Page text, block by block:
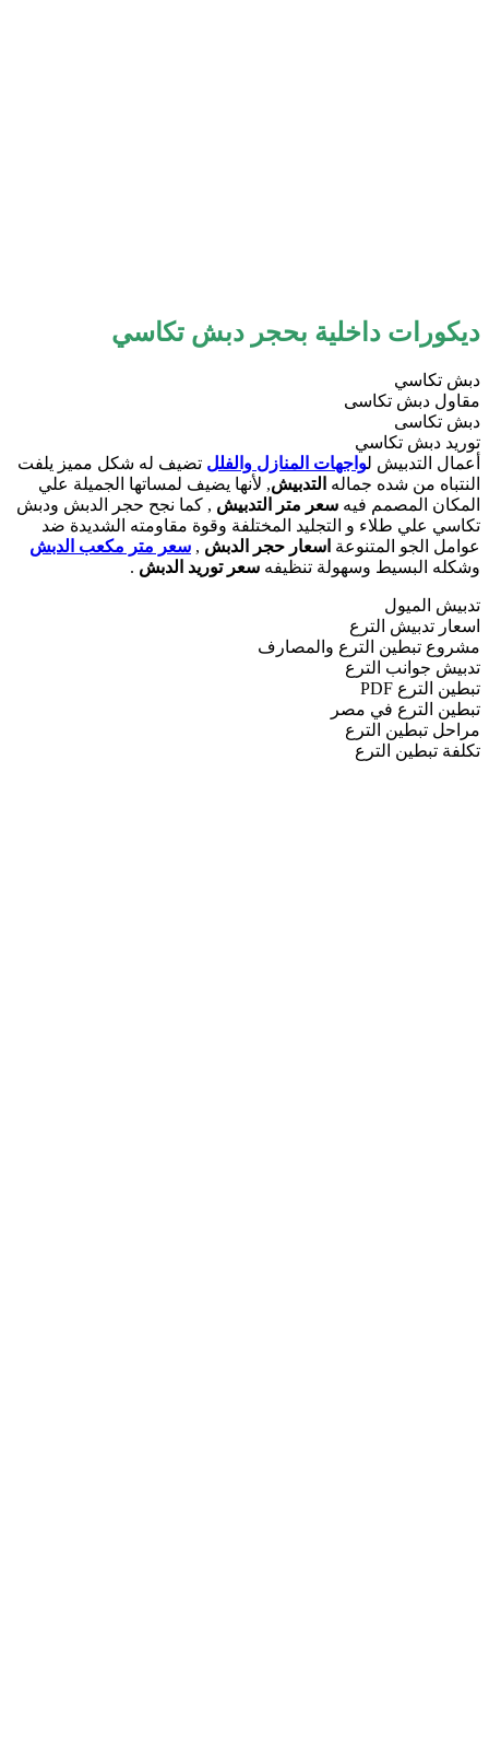
ديكورات داخلية بحجر دبش تكاسي
دبش تكاسي
مقاول دبش تكاسى
دبش تكاسى
توريد دبش تكاسي
أعمال التدبيش لواجهات المنازل والفلل تضيف له شكل مميز يلفت
النتباه من شده جماله التدبيش, لأنها يضيف لمساتها الجميلة علي
المكان المصمم فيه سعر متر التدبيش , كما نجح حجر الدبش ودبش
تكاسي علي طلاء و التجليد المختلفة وقوة مقاومته الشديدة ضد
عوامل الجو المتنوعة اسعار حجر الدبش , سعر متر مكعب الدبش
وشكله البسيط وسهولة تنظيفه سعر توريد الدبش .
تدبيش الميول
اسعار تدبيش الترع
مشروع تبطين الترع والمصارف
تدبيش جوانب الترع
تبطين الترع PDF
تبطين الترع في مصر
مراحل تبطين الترع
تكلفة تبطين الترع